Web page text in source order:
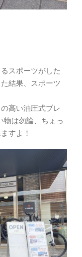
スポーツがした
結果、スポーツ
高い油圧式ブレ
物は勿論、ちょっ
すよ！